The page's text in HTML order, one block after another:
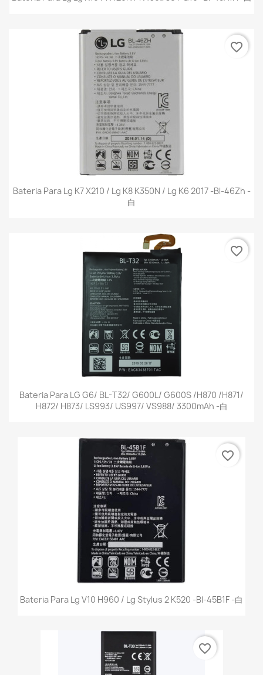
Bateria Para Lg K7 X210 / Lg K8 K350N / Lg K6 2017 -Bl-46Zh -
白
favorite_border
Bateria Para LG G6/ BL-T32/ G600L/ G600S /H870 /H871/
H872/ H873/ LS993/ US997/ VS988/ 3300mAh -白
favorite_border
Bateria Para Lg V10 H960 / Lg Stylus 2 K520 -Bl-45B1F -白
favorite_border
favorite_border